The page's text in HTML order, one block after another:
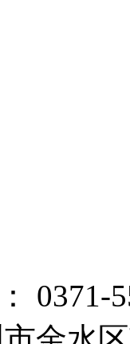
0371-